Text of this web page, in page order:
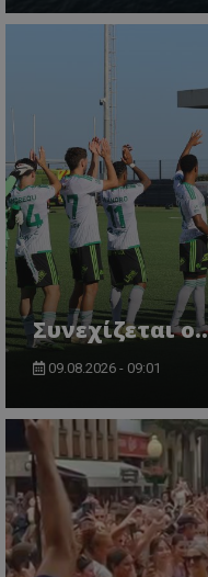
Συνεχίζεται
09.08.2026 - 09:01